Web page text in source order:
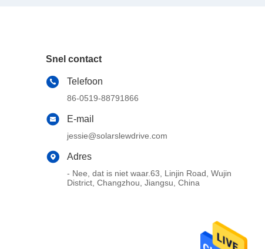
Snel contact
Telefoon
86-0519-88791866
E-mail
jessie@solarslewdrive.com
Adres
- Nee, dat is niet waar.63, Linjin Road, Wujin
District, Changzhou, Jiangsu, China